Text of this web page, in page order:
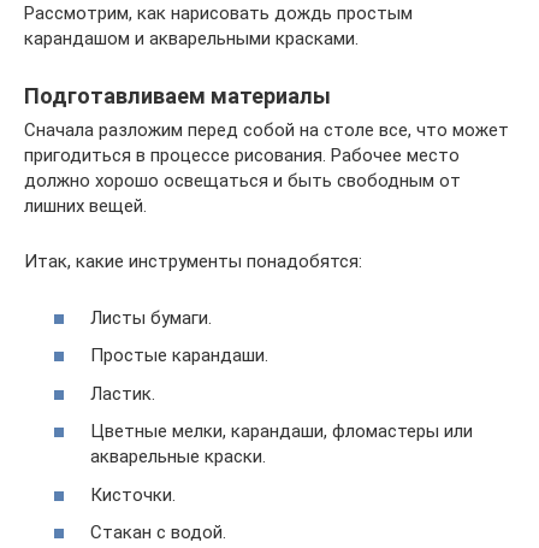
Рассмотрим, как нарисовать дождь простым
карандашом и акварельными красками.
Подготавливаем материалы
Сначала разложим перед собой на столе все, что может
пригодиться в процессе рисования. Рабочее место
должно хорошо освещаться и быть свободным от
лишних вещей.
Итак, какие инструменты понадобятся:
Листы бумаги.
Простые карандаши.
Ластик.
Цветные мелки, карандаши, фломастеры или
акварельные краски.
Кисточки.
Стакан с водой.